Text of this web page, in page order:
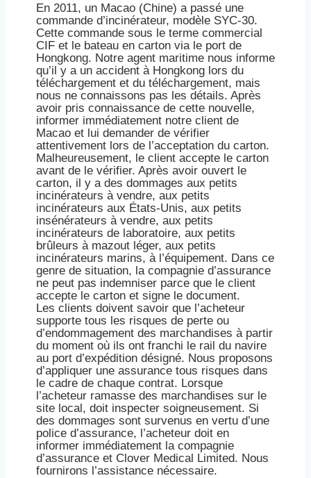
En 2011, un Macao (Chine) a passé une
commande d’incinérateur, modèle SYC-30.
Cette commande sous le terme commercial
CIF et le bateau en carton via le port de
Hongkong. Notre agent maritime nous informe
qu’il y a un accident à Hongkong lors du
téléchargement et du téléchargement, mais
nous ne connaissons pas les détails. Après
avoir pris connaissance de cette nouvelle,
informer immédiatement notre client de
Macao et lui demander de vérifier
attentivement lors de l’acceptation du carton.
Malheureusement, le client accepte le carton
avant de le vérifier. Après avoir ouvert le
carton, il y a des dommages aux petits
incinérateurs à vendre, aux petits
incinérateurs aux États-Unis, aux petits
insénérateurs à vendre, aux petits
incinérateurs de laboratoire, aux petits
brûleurs à mazout léger, aux petits
incinérateurs marins, à l’équipement. Dans ce
genre de situation, la compagnie d’assurance
ne peut pas indemniser parce que le client
accepte le carton et signe le document.
Les clients doivent savoir que l’acheteur
supporte tous les risques de perte ou
d’endommagement des marchandises à partir
du moment où ils ont franchi le rail du navire
au port d’expédition désigné. Nous proposons
d’appliquer une assurance tous risques dans
le cadre de chaque contrat. Lorsque
l’acheteur ramasse des marchandises sur le
site local, doit inspecter soigneusement. Si
des dommages sont survenus en vertu d’une
police d’assurance, l’acheteur doit en
informer immédiatement la compagnie
d’assurance et Clover Medical Limited. Nous
fournirons l’assistance nécessaire.